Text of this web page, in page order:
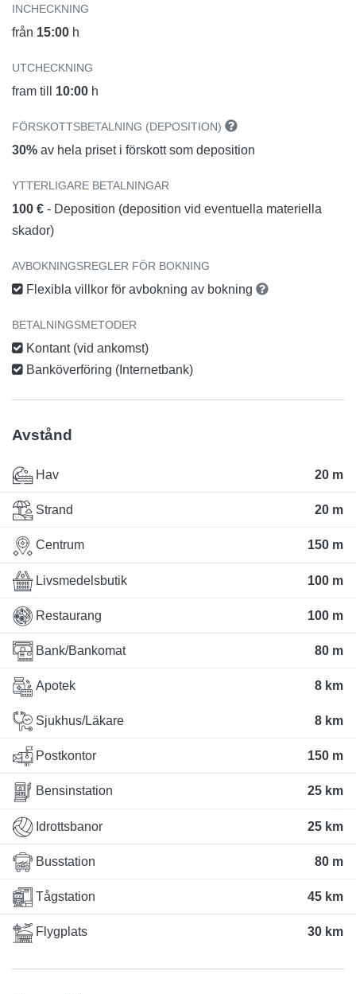
INCHECKNING
från 15:00 h
UTCHECKNING
fram till 10:00 h
FÖRSKOTTSBETALNING (DEPOSITION)
30% av hela priset i förskott som deposition
YTTERLIGARE BETALNINGAR
100 € - Deposition (deposition vid eventuella materiella
skador)
AVBOKNINGSREGLER FÖR BOKNING
Flexibla villkor för avbokning av bokning
BETALNINGSMETODER
Kontant (vid ankomst)
Banköverföring (Internetbank)
Avstånd
Hav 20 m
Strand 20 m
Centrum 150 m
Livsmedelsbutik 100 m
Restaurang 100 m
Bank/Bankomat 80 m
Apotek 8 km
Sjukhus/Läkare 8 km
Postkontor 150 m
Bensinstation 25 km
Idrottsbanor 25 km
Busstation 80 m
Tågstation 45 km
Flygplats 30 km